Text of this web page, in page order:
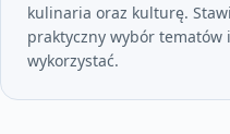
kulinaria oraz kulturę.
praktyczny wybór
wykorzystać.